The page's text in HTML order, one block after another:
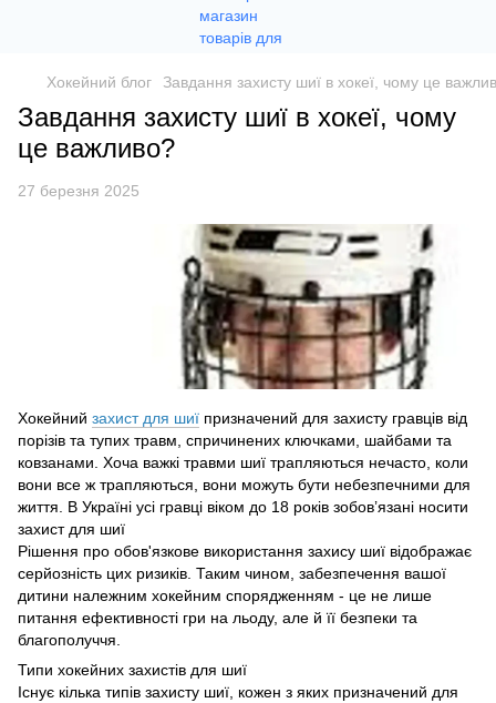
Хокейний блог Завдання захисту шиї в хокеї, чому це
Завдання захисту шиї в хокеї, чому
це важливо?
27 березня 2025
Хокейний захист для шиї призначений для захисту гравців від
порізів та тупих травм, спричинених ключками, шайбами та
ковзанами. Хоча важкі травми шиї трапляються нечасто, коли
вони все ж трапляються, вони можуть бути небезпечними для
життя. В Україні усі гравці віком до 18 років зобов’язані носити
захист для шиї
Рішення про обов'язкове використання захису шиї відображає
серйозність цих ризиків. Таким чином, забезпечення вашої
дитини належним хокейним спорядженням - це не лише
питання ефективності гри на льоду, але й її безпеки та
благополуччя.
Типи хокейних захистів для шиї
Існує кілька типів захисту шиї, кожен з яких призначений для